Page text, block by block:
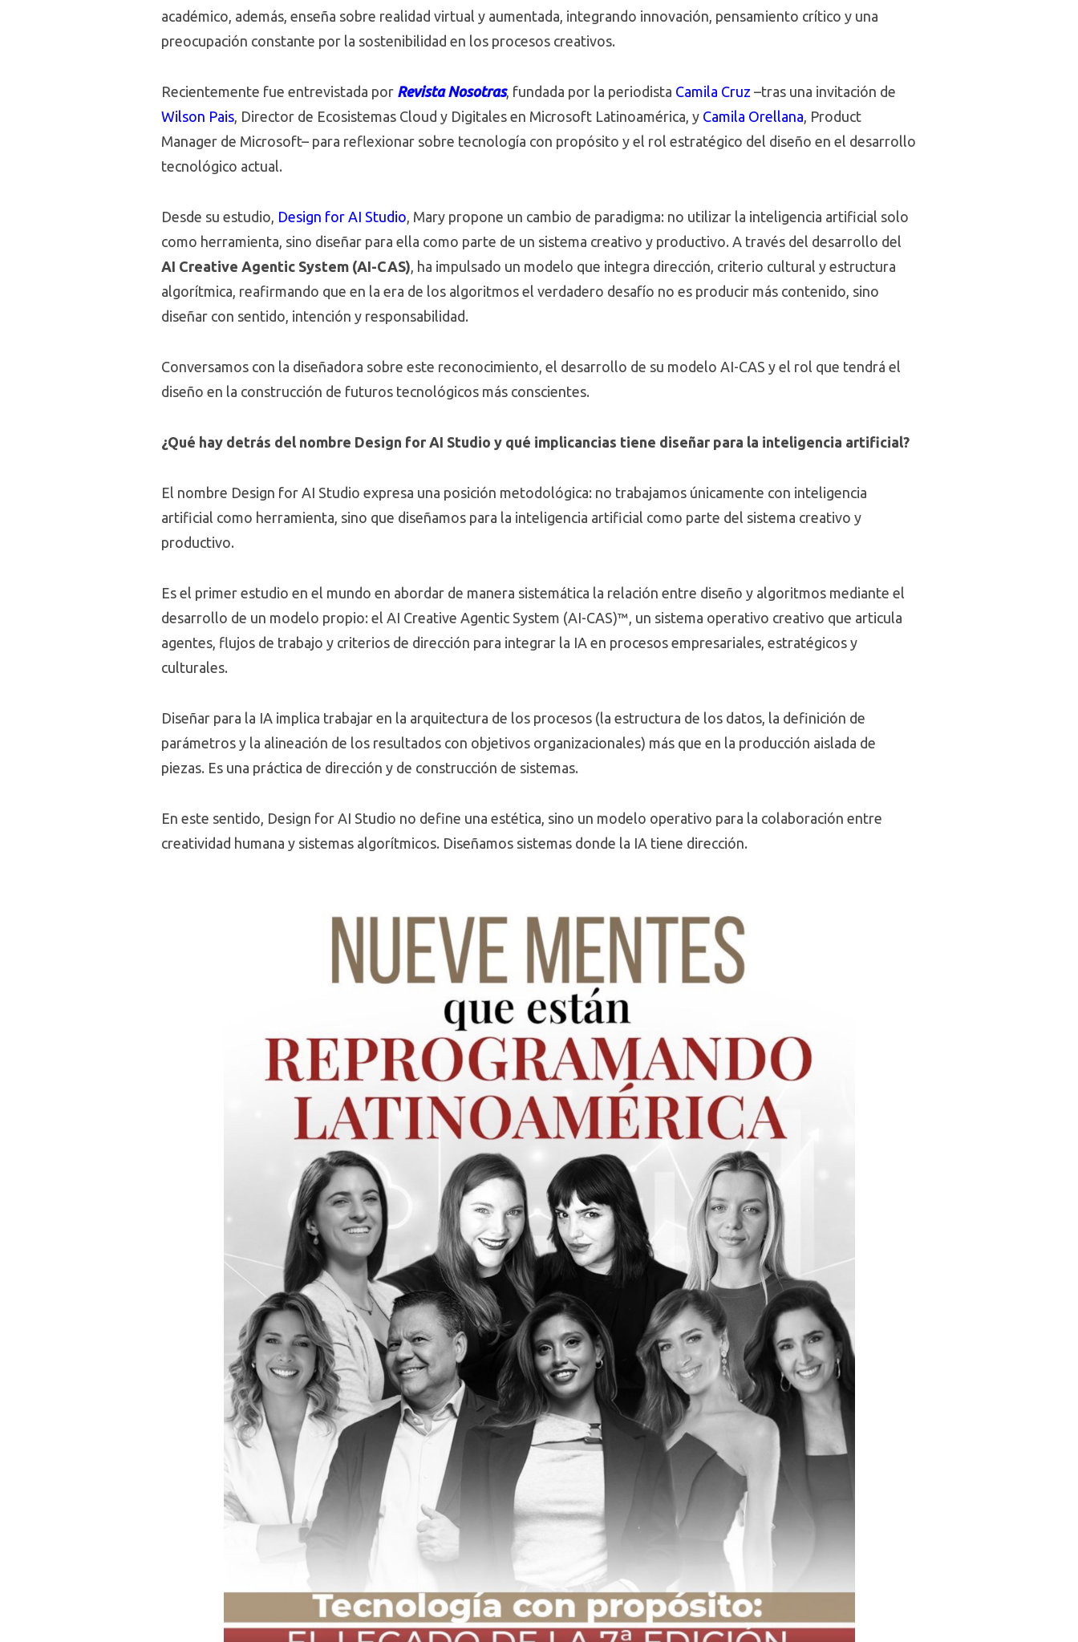
académico, además, enseña sobre realidad virtual y aumentada, integrando innovación, pensamiento crítico y una
preocupación constante por la sostenibilidad en los procesos creativos.
Recientemente fue entrevistada por Revista Nosotras, fundada por la periodista Camila Cruz –tras una invitación de
Wilson Pais, Director de Ecosistemas Cloud y Digitales en Microsoft Latinoamérica, y Camila Orellana, Product
Manager de Microsoft– para reflexionar sobre tecnología con propósito y el rol estratégico del diseño en el desarrollo
tecnológico actual.
Desde su estudio, Design for AI Studio, Mary propone un cambio de paradigma: no utilizar la inteligencia artificial solo
como herramienta, sino diseñar para ella como parte de un sistema creativo y productivo. A través del desarrollo del
AI Creative Agentic System (AI-CAS), ha impulsado un modelo que integra dirección, criterio cultural y estructura
algorítmica, reafirmando que en la era de los algoritmos el verdadero desafío no es producir más contenido, sino
diseñar con sentido, intención y responsabilidad.
Conversamos con la diseñadora sobre este reconocimiento, el desarrollo de su modelo AI-CAS y el rol que tendrá el
diseño en la construcción de futuros tecnológicos más conscientes.
¿Qué hay detrás del nombre Design for AI Studio y qué implicancias tiene diseñar para la inteligencia artificial?
El nombre Design for AI Studio expresa una posición metodológica: no trabajamos únicamente con inteligencia
artificial como herramienta, sino que diseñamos para la inteligencia artificial como parte del sistema creativo y
productivo.
Es el primer estudio en el mundo en abordar de manera sistemática la relación entre diseño y algoritmos mediante el
desarrollo de un modelo propio: el AI Creative Agentic System (AI-CAS)™, un sistema operativo creativo que articula
agentes, flujos de trabajo y criterios de dirección para integrar la IA en procesos empresariales, estratégicos y
culturales.
Diseñar para la IA implica trabajar en la arquitectura de los procesos (la estructura de los datos, la definición de
parámetros y la alineación de los resultados con objetivos organizacionales) más que en la producción aislada de
piezas. Es una práctica de dirección y de construcción de sistemas.
En este sentido, Design for AI Studio no define una estética, sino un modelo operativo para la colaboración entre
creatividad humana y sistemas algorítmicos. Diseñamos sistemas donde la IA tiene dirección.